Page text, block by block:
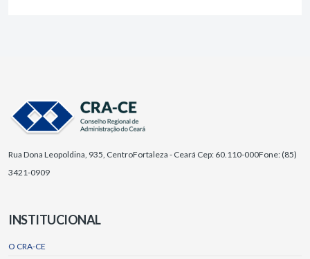
Rua Dona Leopoldina, 935, CentroFortaleza - Ceará Cep: 60.110-000Fone: (85)
3421-0909
INSTITUCIONAL
O CRA-CE